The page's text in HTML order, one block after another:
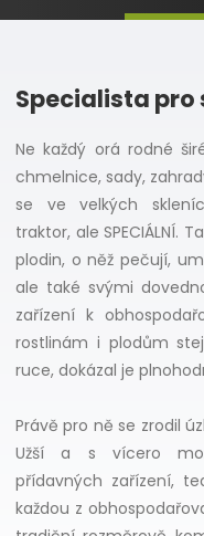
Specialista
Ne každý orá rodné
chmelnice, sady,
se ve velkých
traktor, ale SPECIÁLNÍ.
plodin, o něž pečují,
ale také svými
zařízení k
rostlinám i plodům
ruce, dokázal je
Právě pro ně se zrodil
Užší a s vícero
přídavných zařízení,
každou z